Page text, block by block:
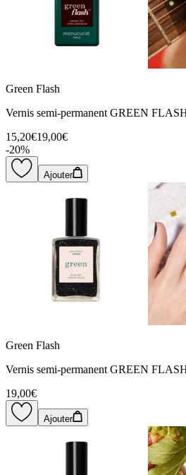
Green Flash
Vernis semi-permanent GREEN
15,20€19,00€
-20%
Ajouter
Green Flash
Vernis semi-permanent GREEN
19,00€
Ajouter